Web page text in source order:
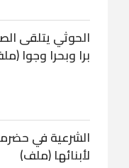
الحوثي يتلقى
برا وبحرا وجوا
الشرعية في
لأبنائها (ملف)